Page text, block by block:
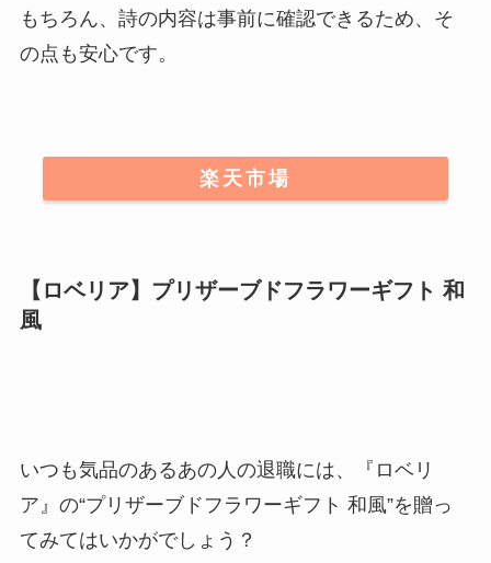
もちろん、詩の内容は事前に確認できるため、そ
の点も安心です。
楽天市場
【ロベリア】プリザーブドフラワーギフト 和
風
いつも気品のあるあの人の退職には、『ロベリ
ア』の“プリザーブドフラワーギフト 和風”を贈っ
てみてはいかがでしょう？